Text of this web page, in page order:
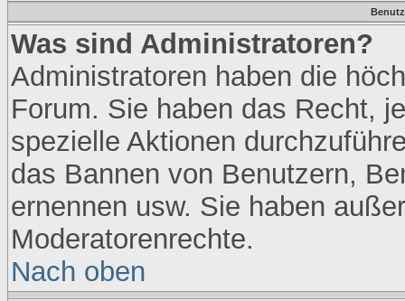
Was sind Administratoren?
Administratoren haben die
Forum. Sie haben das Recht,
spezielle Aktionen
das Bannen von Benutzern,
ernennen usw. Sie haben
Moderatorenrechte.
Nach oben